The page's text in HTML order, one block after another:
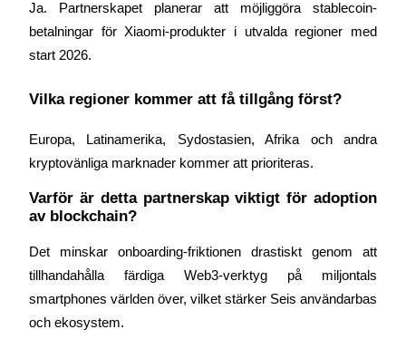
Ja. Partnerskapet planerar att möjliggöra stablecoin-
betalningar för Xiaomi-produkter i utvalda regioner med
start 2026.
Vilka regioner kommer att få tillgång först?
Europa, Latinamerika, Sydostasien, Afrika och andra
kryptovänliga marknader kommer att prioriteras.
Varför är detta partnerskap viktigt för adoption
av blockchain?
Det minskar onboarding-friktionen drastiskt genom att
tillhandahålla färdiga Web3-verktyg på miljontals
smartphones världen över, vilket stärker Seis användarbas
och ekosystem.